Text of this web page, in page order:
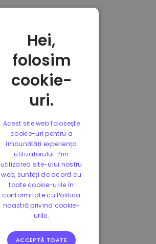
Hei,
folosim
cookie-
uri.
Acest site web folosește
cookie-uri pentru a
îmbunătăți experiența
utilizatorului. Prin
utilizarea site-ului nostru
web, sunteți de acord cu
toate cookie-urile în
conformitate cu Politica
noastră privind cookie-
urile.
ACCEPTĂ TOATE